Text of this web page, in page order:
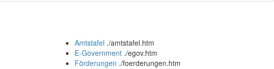
Amtstafel ./amtstafel.htm
E-Government ./egov.htm
Förderungen ./foerderungen.htm